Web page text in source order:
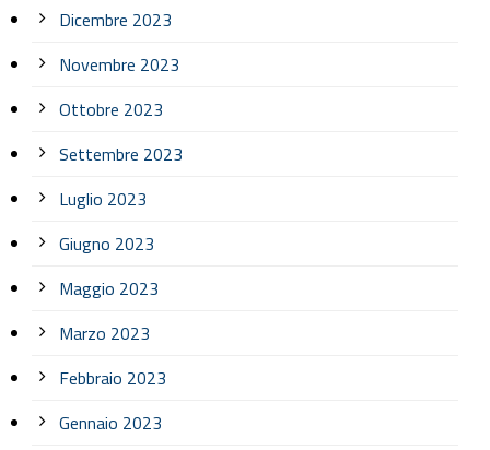
Dicembre 2023
Novembre 2023
Ottobre 2023
Settembre 2023
Luglio 2023
Giugno 2023
Maggio 2023
Marzo 2023
Febbraio 2023
Gennaio 2023